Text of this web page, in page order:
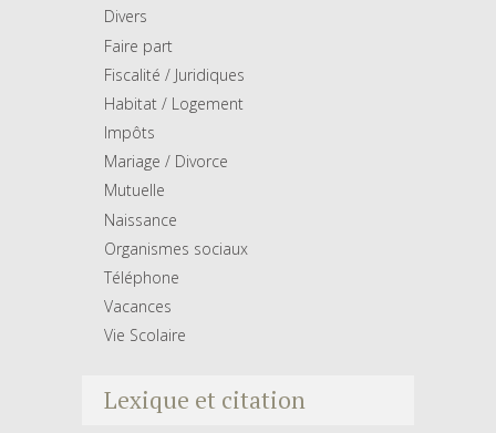
Divers
Faire part
Fiscalité / Juridiques
Habitat / Logement
Impôts
Mariage / Divorce
Mutuelle
Naissance
Organismes sociaux
Téléphone
Vacances
Vie Scolaire
Lexique et citation